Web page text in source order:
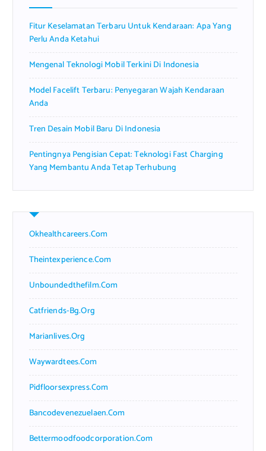
:Fitur Keselamatan Terbaru Untuk Kendaraan: Apa Yang
Perlu Anda Ketahui
Mengenal Teknologi Mobil Terkini Di Indonesia
Model Facelift Terbaru: Penyegaran Wajah Kendaraan
Anda
Tren Desain Mobil Baru Di Indonesia
Pentingnya Pengisian Cepat: Teknologi Fast Charging
Yang Membantu Anda Tetap Terhubung
Okhealthcareers.com
Theintexperience.com
Unboundedthefilm.com
Catfriends-Bg.org
Marianlives.org
Waywardtees.com
Pidfloorsexpress.com
Bancodevenezuelaen.com
Bettermoodfoodcorporation.com